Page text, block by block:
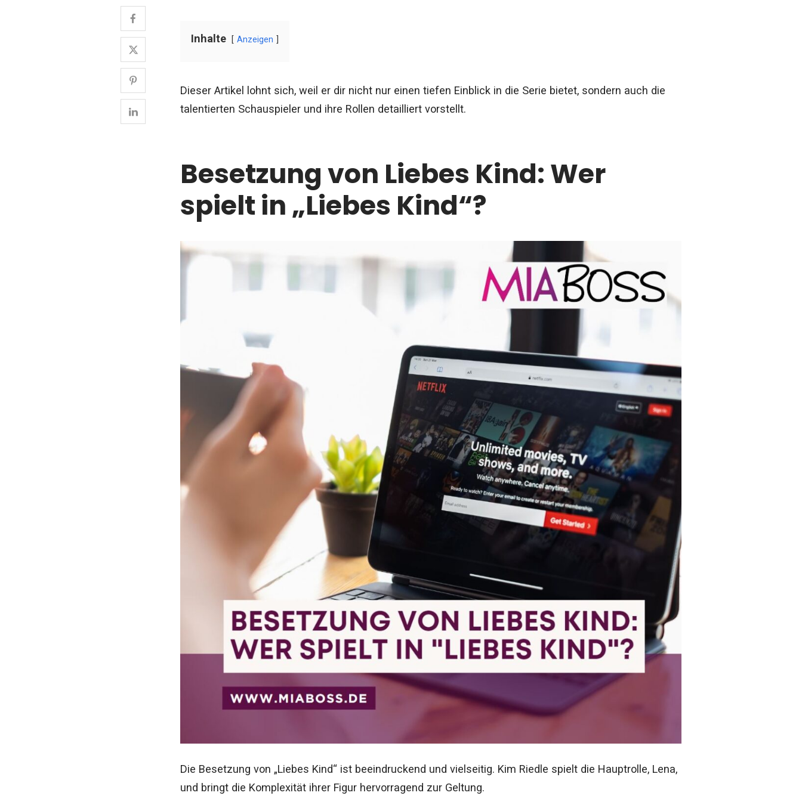
Inhalte Anzeigen
Dieser Artikel lohnt sich, weil er dir nicht nur einen tiefen Einblick in die Serie bietet, sondern auch die
talentierten Schauspieler und ihre Rollen detailliert vorstellt.
Besetzung von Liebes Kind: Wer
spielt in „Liebes Kind“?
Die Besetzung von „Liebes Kind“ ist beeindruckend und vielseitig. Kim Riedle spielt die Hauptrolle, Lena,
und bringt die Komplexität ihrer Figur hervorragend zur Geltung.